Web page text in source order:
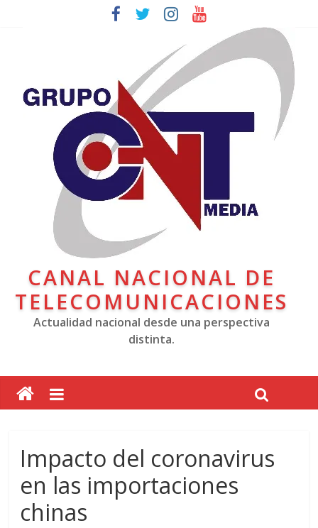
CANAL NACIONAL DE
TELECOMUNICACIONES
Actualidad nacional desde una perspectiva
distinta.
Impacto del coronavirus
en las importaciones
chinas